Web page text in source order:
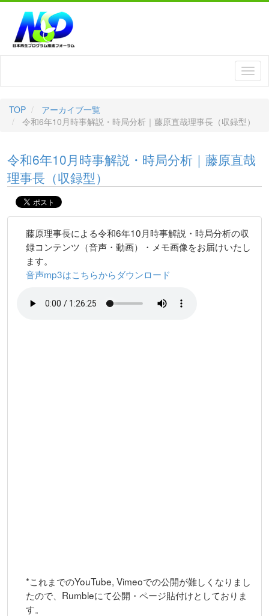
TOP
アーカイブ一覧
令和6年10月時事解説・時局分析｜藤原直哉理事長（収録型）
令和6年10月時事解説・時局分析｜藤原直哉
理事長（収録型）
藤原理事長による令和6年10月時事解説・時局分析の収
録コンテンツ（音声・動画）・メモ画像をお届けいたし
ます。
音声mp3はこちらからダウンロード
*これまでのYouTube, Vimeoでの公開が難しくなりまし
たので、Rumbleにて公開・ページ貼付けとしておりま
す。